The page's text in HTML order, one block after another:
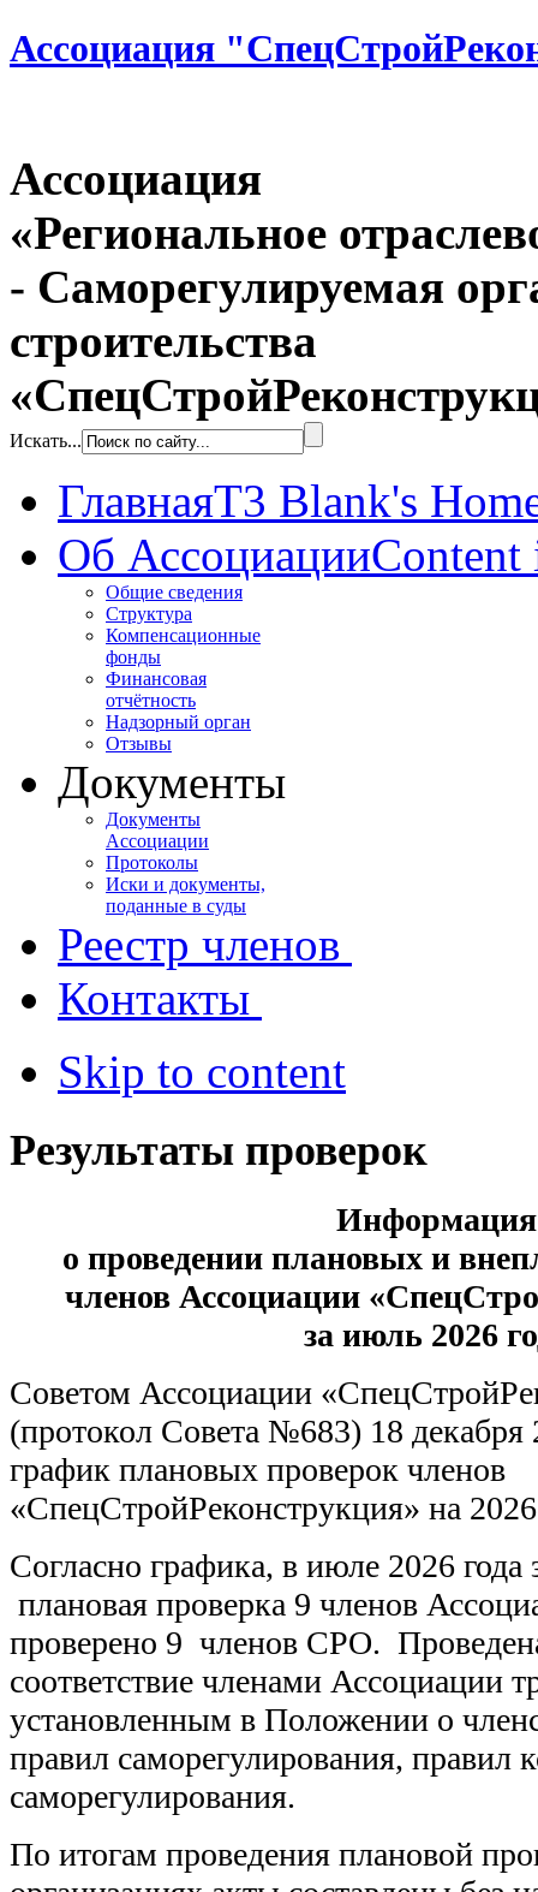
Ассоциация
Ассоциация
«Региональное
- Саморегулируемая
строительства
Искать...
ГлавнаяT3 Blank's
Об Ассоциации
Общие сведения
Структура
Компенсационные
фонды
Финансовая
отчётность
Надзорный орган
Отзывы
Документы
Документы
Ассоциации
Протоколы
Иски и документы,
поданные в суды
Реестр членов
Контакты
Skip to content
Результаты проверок
Информация
о проведении плановых и
членов Ассоциации
за июль 2026
Советом Ассоциации
(протокол Совета №683) 18 декабря
график плановых проверок членов
«СпецСтройРеконструкция» на
Согласно графика, в июле 2026 года
плановая проверка 9 членов
проверено 9 членов СРО.
соответствие членами Ассоциации
установленным в Положении о
правил саморегулирования, правил
саморегулирования.
По итогам проведения плановой